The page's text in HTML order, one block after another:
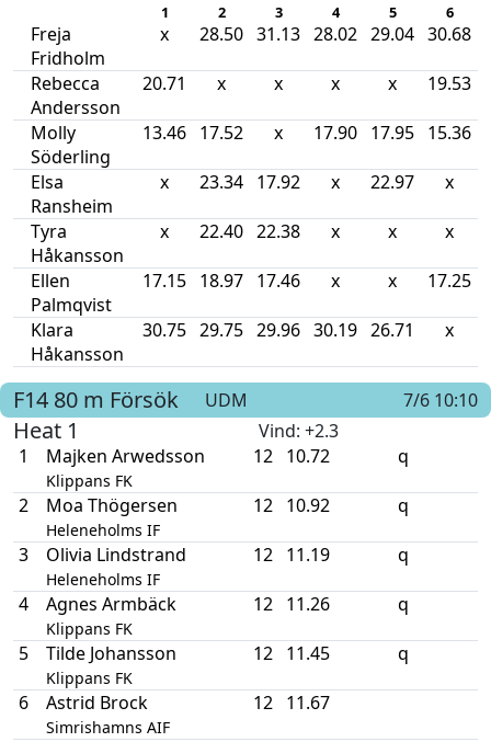
1 2 3 4 5 6
Freja
Fridholm
x 28.50 31.13 28.02 29.04 30.68
Rebecca
Andersson
20.71 x x x x 19.53
Molly
Söderling
13.46 17.52 x 17.90 17.95 15.36
Elsa
Ransheim
x 23.34 17.92 x 22.97 x
Tyra
Håkansson
x 22.40 22.38 x x x
Ellen
Palmqvist
17.15 18.97 17.46 x x 17.25
Klara
Håkansson
30.75 29.75 29.96 30.19 26.71 x
F14 80 m Försök UDM 7/6 10:10
Heat 1 Vind: +2.3
1
Majken Arwedsson
Klippans FK
12 10.72 q
2 Moa Thögersen
Heleneholms IF
12 10.92 q
3 Olivia Lindstrand
Heleneholms IF
12 11.19 q
4 Agnes Armbäck
Klippans FK
12 11.26 q
5 Tilde Johansson
Klippans FK
12 11.45 q
6 Astrid Brock
Simrishamns AIF
12 11.67